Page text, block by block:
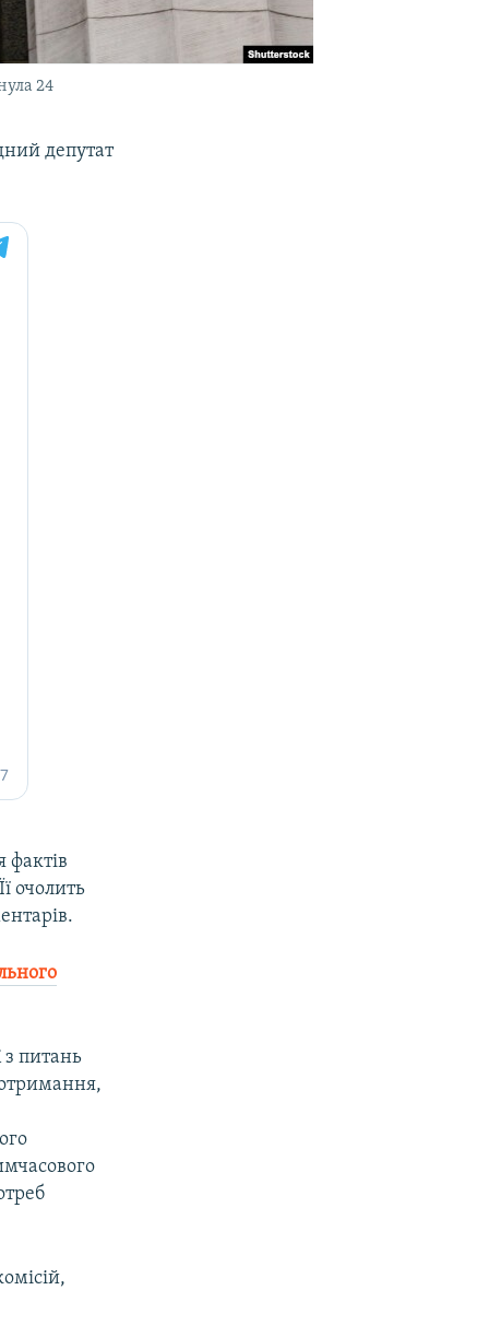
24
депутат
фактів
очолить
питань